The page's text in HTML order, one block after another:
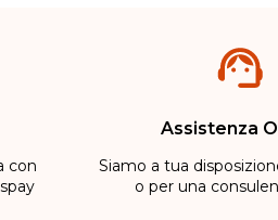
con
Assistenza
Siamo a tua
o per una